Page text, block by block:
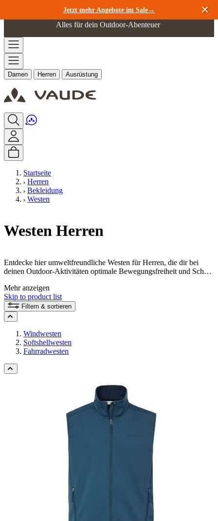
Jetzt mehr Angebote im Sale→
Zum Inhalt springen
Alles für dein Outdoor-Abenteuer
Damen Herren Ausrüstung
Startseite
Herren
Bekleidung
Westen
Westen Herren
Entdecke hier umweltfreundliche Westen für Herren, die dir bei
deinen Outdoor-Aktivitäten optimale Bewegungsfreiheit und Schutz
warm, ohne dich einzuengen, und sind aus ressourcenschonenden
Materialien gefertigt. Bereite dich mit der idealen Kombination aus
Funktionalität, Komfort und Umweltbewusstsein auf deine nächsten
Abenteuer in der Natur vor.
Mehr anzeigen
Skip to product list
Filtern & sortieren
Windwesten
Softshellwesten
Fahrradwesten